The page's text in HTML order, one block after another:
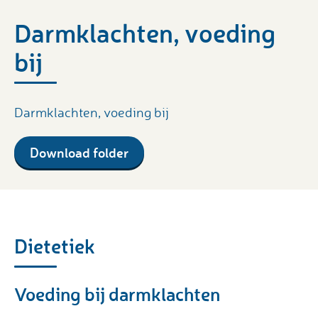
Darmklachten, voeding
bij
Darmklachten, voeding bij
Download folder
Dietetiek
Voeding bij darmklachten